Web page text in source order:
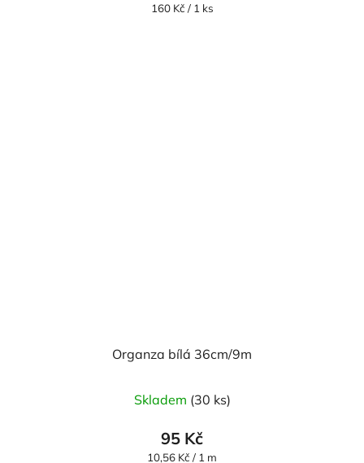
Měrná
160 Kč / 1 ks
Organza bílá 36cm/9m
hodnocení
produktu
je
Skladem (30 ks)
95 Kč
Měrná
10,56 Kč / 1 m